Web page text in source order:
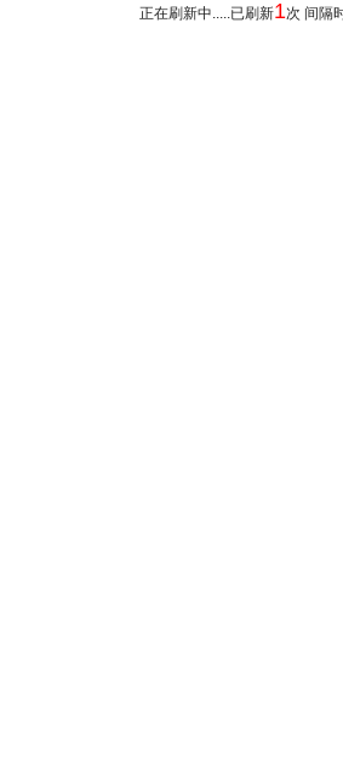
正在刷新中.....已刷新1次 间隔